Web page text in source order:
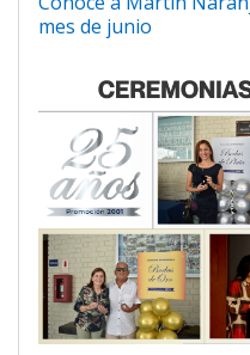
mes de junio